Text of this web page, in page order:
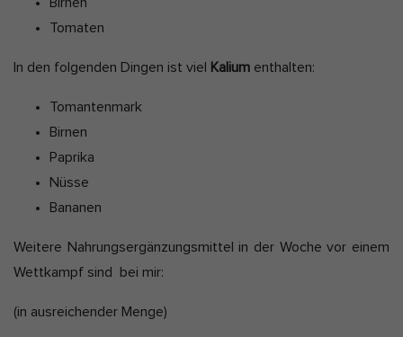
Tomaten
In den folgenden Dingen ist viel Kalium enthalten:
Tomantenmark
Birnen
Paprika
Nüsse
Bananen
Weitere Nahrungsergänzungsmittel in der Woche vor einem
Wettkampf sind bei mir:
(in ausreichender Menge)